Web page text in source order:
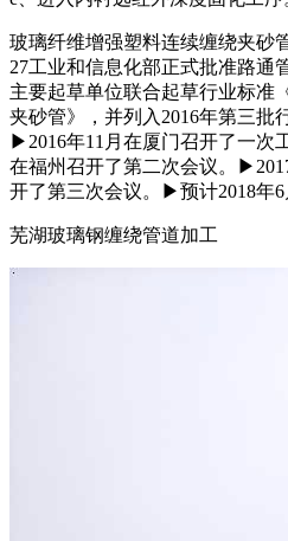
玻璃纤维增强塑料连续缠绕夹砂
27工业和信息化部正式批准路通
主要起草单位联合起草行业标准
夹砂管》，并列入2016年第三批
▶2016年11月在厦门召开了一次
在福州召开了第二次会议。
开了第三次会议。▶预计2018年6
芜湖玻璃钢缠绕管道加工